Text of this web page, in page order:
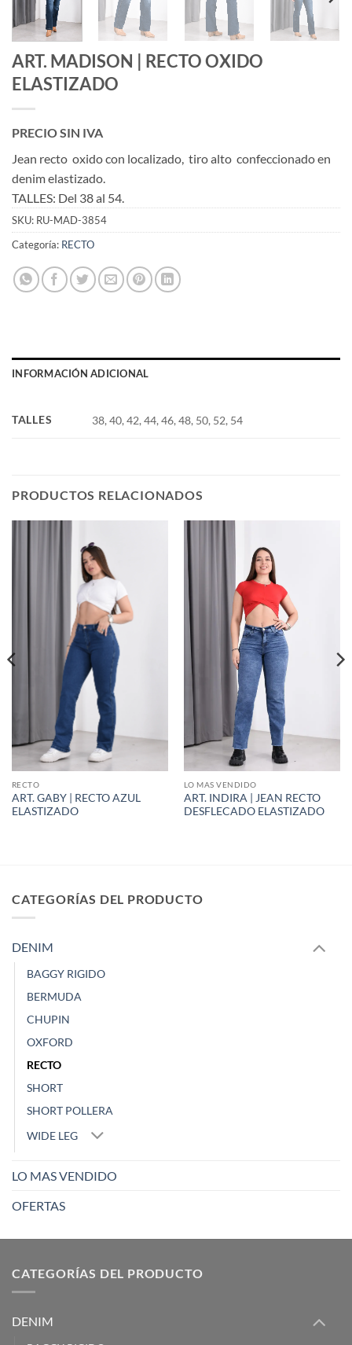
ART. MADISON | RECTO OXIDO
ELASTIZADO
PRECIO SIN IVA
Jean recto oxido con localizado, tiro alto confeccionado en
denim elastizado.
TALLES: Del 38 al 54.
SKU: RU-MAD-3854
Categoría: RECTO
INFORMACIÓN ADICIONAL
TALLES 38, 40, 42, 44, 46, 48, 50, 52, 54
PRODUCTOS RELACIONADOS
RECTO
ART. GABY | RECTO AZUL
ELASTIZADO
LO MAS VENDIDO
ART. INDIRA | JEAN RECTO
DESFLECADO ELASTIZADO
CATEGORÍAS DEL PRODUCTO
DENIM
BAGGY RIGIDO
BERMUDA
CHUPIN
OXFORD
RECTO
SHORT
SHORT POLLERA
WIDE LEG
LO MAS VENDIDO
OFERTAS
CATEGORÍAS DEL PRODUCTO
DENIM